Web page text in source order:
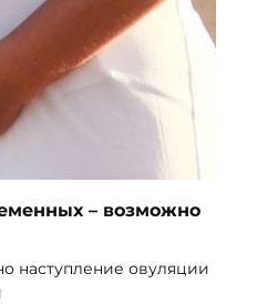
– возможно
наступление овуляции